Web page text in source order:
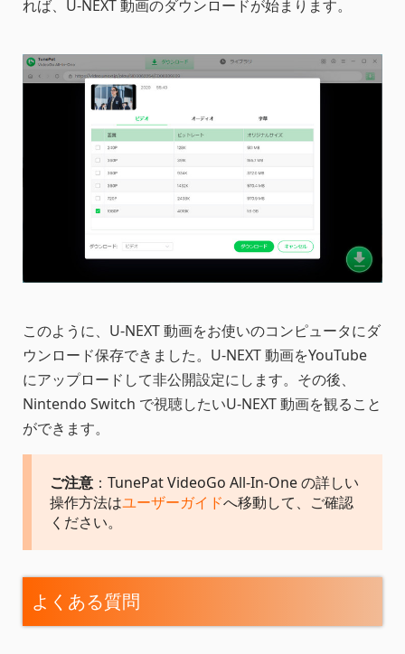
れば、U-NEXT 動画のダウンロードが始まります。
このように、U-NEXT 動画をお使いのコンピュータにダ
ウンロード保存できました。U-NEXT 動画をYouTube
にアップロードして非公開設定にします。その後、
Nintendo Switch で視聴したいU-NEXT 動画を観ること
ができます。
ご注意 ：TunePat VideoGo All-In-One の詳しい
操作方法はユーザーガイドへ移動して、ご確認
ください。
よくある質問